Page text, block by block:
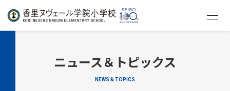
ニュース＆トピックス
NEWS & TOPICS